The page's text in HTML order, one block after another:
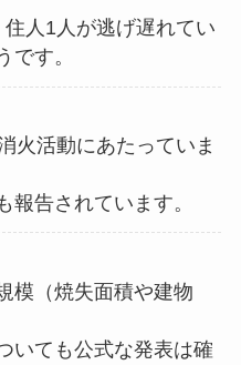
人1人が逃げ遅れてい
です。
火活動にあたっていま
報告されています。
模（焼失面積や建物
いても公式な発表は確